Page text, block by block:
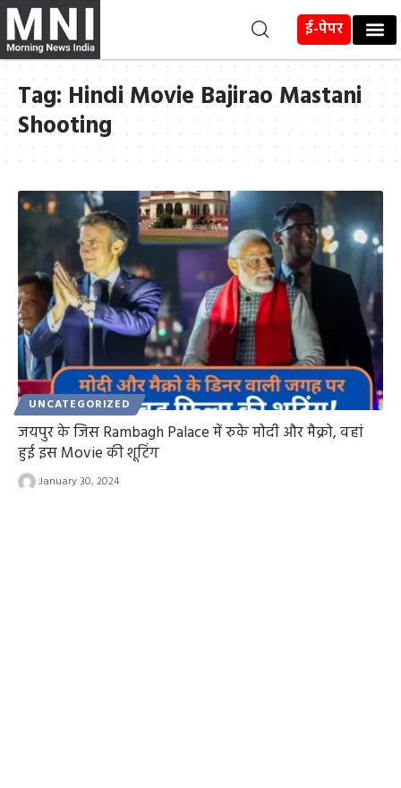
ई-पेपर
Tag: Hindi Movie Bajirao Mastani
Shooting
UNCATEGORIZED
जयपुर के जिस Rambagh Palace में रुके मोदी और मैक्रो, वहां
हुई इस Movie की शूटिंग
January 30, 2024